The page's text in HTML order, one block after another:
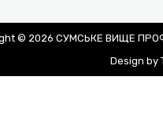
© 2026 СУМСЬКЕ ВИЩЕ
Design by